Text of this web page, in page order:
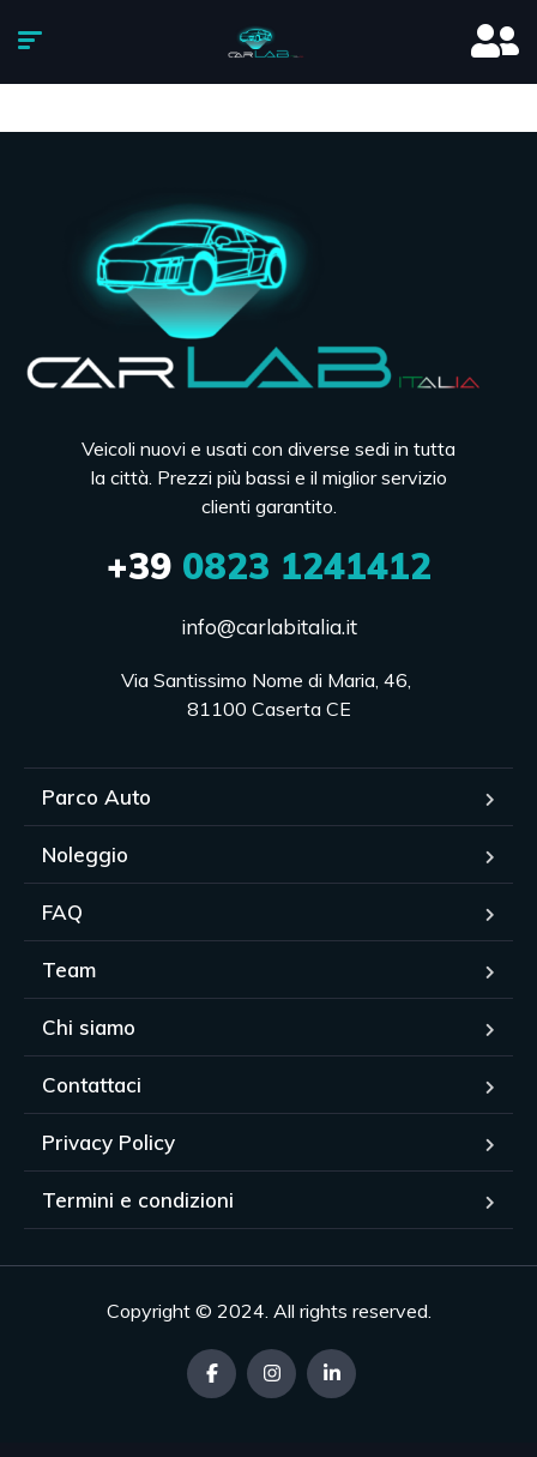
Veicoli nuovi e usati con diverse sedi in tutta
la città. Prezzi più bassi e il miglior servizio
clienti garantito.
+390823 1241412
info@carlabitalia.it
Via Santissimo Nome di Maria, 46,
81100 Caserta CE
Parco Auto
Noleggio
FAQ
Team
Chi siamo
Contattaci
Privacy Policy
Termini e condizioni
Copyright © 2024. All rights reserved.